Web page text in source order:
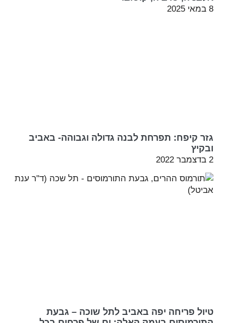
8 במאי 2025
גזר קיפח: תפרחת לבנה גדולה וגבוהה- באביב
ובקיץ
2 בדצמבר 2022
טיול פריחה יפה באביב לתל שוכה – גבעת